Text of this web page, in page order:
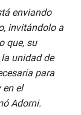
enviando
invitándolo a
que, su
unidad de
para
en el
Adorni.